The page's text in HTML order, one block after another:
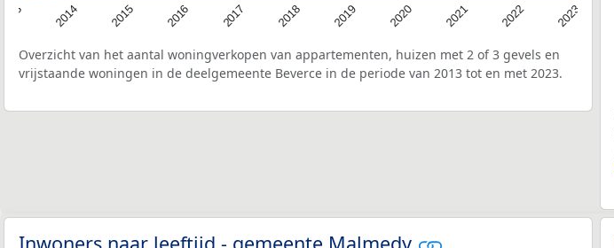
2014 2015 2016 2017 2018 2019 2020 2021 2022 2023
Overzicht van het aantal woningverkopen van appartementen, huizen met 2 of 3 gevels en
vrijstaande woningen in de deelgemeente Beverce in de periode van 2013 tot en met 2023.
Inwoners naar leeftijd - gemeente Malmedy